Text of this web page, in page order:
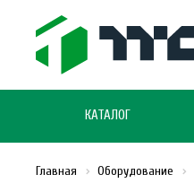
КАТАЛОГ
Главная Оборудование